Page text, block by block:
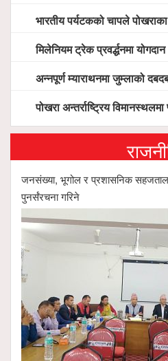
भारतीय पर्यटकको चापले
मिलेनियम ट्रेक प्रवर्द्धनमा योगदान : राससका वासुदेव
अन्नपूर्ण म्याराथनमा जुम्लाको दबदबा :
पोखरा अन्तर्राष्ट्रिय विमानस्थलमा फ्लाई दुबईको बढ्दो चासो, ६
जनसंख्या, भूगोल र प्रशासनिक
पुनर्संरचना गरिने